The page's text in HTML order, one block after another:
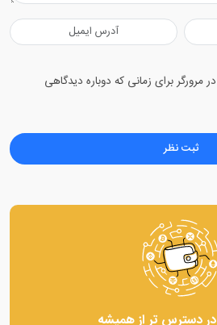
مرورگر برای زمانی که دوباره دیدگاهی